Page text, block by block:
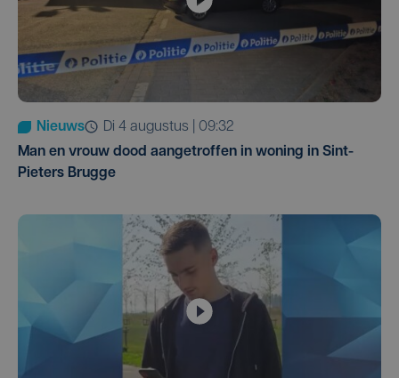
Nieuws
di 4 augustus | 09:32
Man en vrouw dood aangetroffen in woning in Sint-
Pieters Brugge